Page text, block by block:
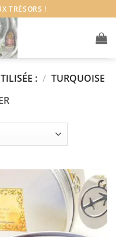
TRÉSORS !
: / TURQUOISE